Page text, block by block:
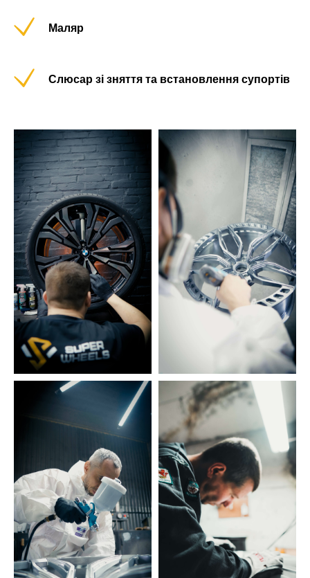
Маляр
Слюсар зі зняття та встановлення супортів